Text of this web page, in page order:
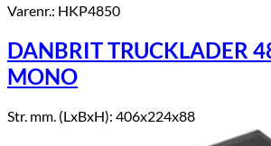
Varenr.: HKP4850
DANBRIT TRUCKLADER
MONO
Str. mm. (LxBxH): 406x224x88